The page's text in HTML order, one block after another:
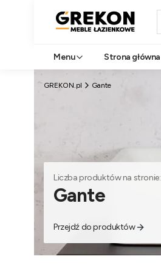
Menu Strona główna
GREKON.pl Gante
Liczba produktów na stronie:
Gante
Przejdź do produktów